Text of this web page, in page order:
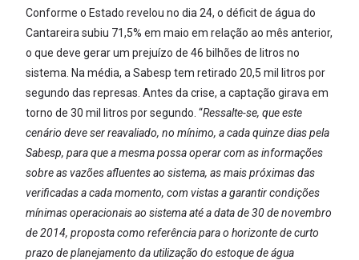
Conforme o Estado revelou no dia 24, o déficit de água do
Cantareira subiu 71,5% em maio em relação ao mês anterior,
o que deve gerar um prejuízo de 46 bilhões de litros no
sistema. Na média, a Sabesp tem retirado 20,5 mil litros por
segundo das represas. Antes da crise, a captação girava em
torno de 30 mil litros por segundo. “Ressalte-se, que este
cenário deve ser reavaliado, no mínimo, a cada quinze dias pela
Sabesp, para que a mesma possa operar com as informações
sobre as vazões afluentes ao sistema, as mais próximas das
verificadas a cada momento, com vistas a garantir condições
mínimas operacionais ao sistema até a data de 30 de novembro
de 2014, proposta como referência para o horizonte de curto
prazo de planejamento da utilização do estoque de água